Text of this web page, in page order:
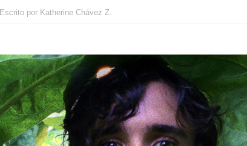
Escrito por Katherine Chávez Z.